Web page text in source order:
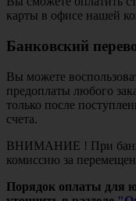
карты в офисе нашей
Банковский
Вы можете
предоплаты любого
только после
счета.
ВНИМАНИЕ ! При
комиссию за
Порядок оплаты для